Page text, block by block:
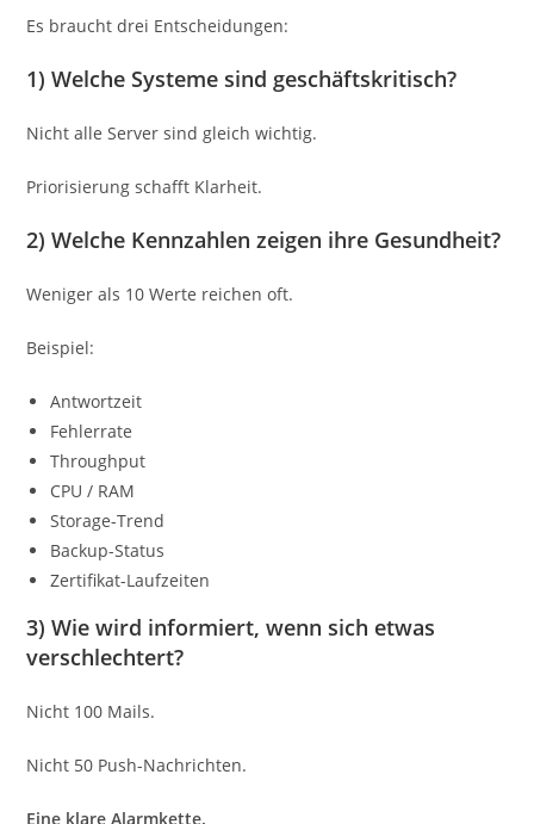
Es braucht drei Entscheidungen:
1) Welche Systeme sind geschäftskritisch?
Nicht alle Server sind gleich wichtig.
Priorisierung schafft Klarheit.
2) Welche Kennzahlen zeigen ihre Gesundheit?
Weniger als 10 Werte reichen oft.
Beispiel:
Antwortzeit
Fehlerrate
Throughput
CPU / RAM
Storage-Trend
Backup-Status
Zertifikat-Laufzeiten
3) Wie wird informiert, wenn sich etwas
verschlechtert?
Nicht 100 Mails.
Nicht 50 Push-Nachrichten.
Eine klare Alarmkette.